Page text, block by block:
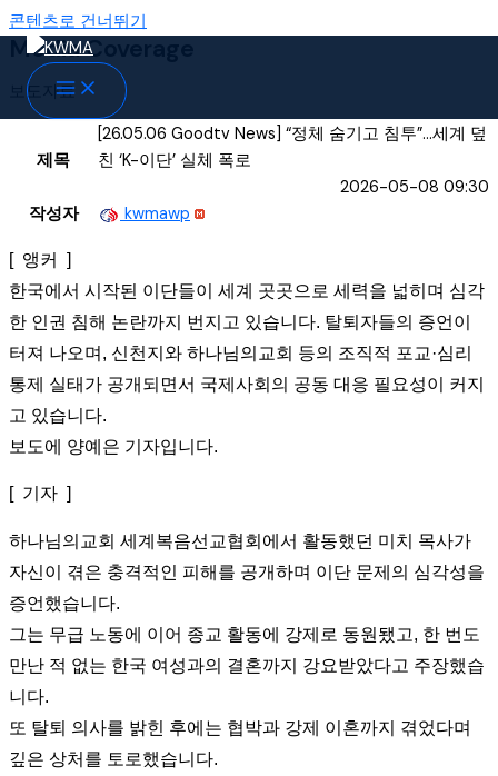
콘텐츠로 건너뛰기
Media Coverage
보도자료
제목
[26.05.06 Goodtv News] “정체 숨기고 침투”…세계 덮
친 ‘K-이단’ 실체 폭로
2026-05-08 09:30
작성자
kwmawp
[ 앵커 ]
한국에서 시작된 이단들이 세계 곳곳으로 세력을 넓히며 심각
한 인권 침해 논란까지 번지고 있습니다. 탈퇴자들의 증언이
터져 나오며, 신천지와 하나님의교회 등의 조직적 포교·심리
통제 실태가 공개되면서 국제사회의 공동 대응 필요성이 커지
고 있습니다.
보도에 양예은 기자입니다.
[ 기자 ]
하나님의교회 세계복음선교협회에서 활동했던 미치 목사가
자신이 겪은 충격적인 피해를 공개하며 이단 문제의 심각성을
증언했습니다.
그는 무급 노동에 이어 종교 활동에 강제로 동원됐고, 한 번도
만난 적 없는 한국 여성과의 결혼까지 강요받았다고 주장했습
니다.
또 탈퇴 의사를 밝힌 후에는 협박과 강제 이혼까지 겪었다며
깊은 상처를 토로했습니다.